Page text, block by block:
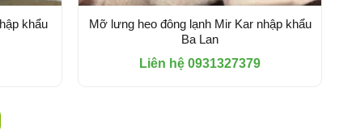
khẩu
Mỡ lưng heo đông lạnh Mir Kar nhập khẩu
Ba Lan
Liên hệ 0931327379